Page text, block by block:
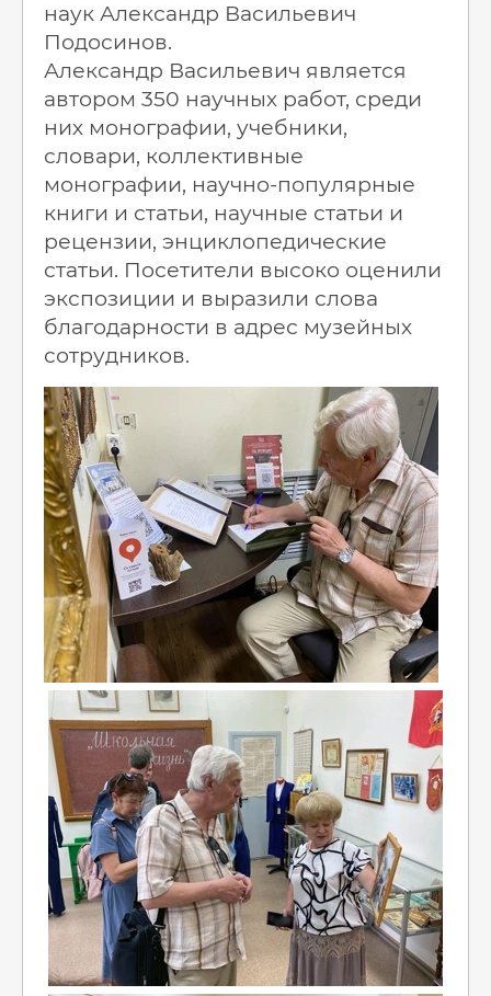
наук Александр Васильевич
Подосинов.
Александр Васильевич является
автором 350 научных работ, среди
них монографии, учебники,
словари, коллективные
монографии, научно-популярные
книги и статьи, научные статьи и
рецензии, энциклопедические
статьи. Посетители высоко оценили
экспозиции и выразили слова
благодарности в адрес музейных
сотрудников.